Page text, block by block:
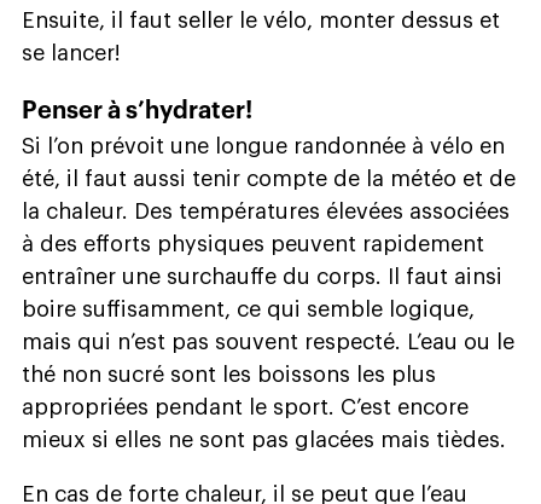
Ensuite, il faut seller le vélo, monter dessus et
se lancer!
Penser à s’hydrater!
Si l’on prévoit une longue randonnée à vélo en
été, il faut aussi tenir compte de la météo et de
la chaleur. Des températures élevées associées
à des efforts physiques peuvent rapidement
entraîner une surchauffe du corps. Il faut ainsi
boire suffisamment, ce qui semble logique,
mais qui n’est pas souvent respecté. L’eau ou le
thé non sucré sont les boissons les plus
appropriées pendant le sport. C’est encore
mieux si elles ne sont pas glacées mais tièdes.
En cas de forte chaleur, il se peut que l’eau